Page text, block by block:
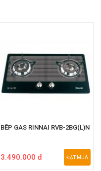
BẾP GAS RINNAI RVB-2BG(L)N
3.490.000 đ ĐẶT MUA